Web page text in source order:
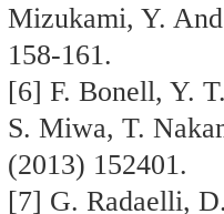
Mizukami, Y.
158-161.
[6] F. Bonell, Y.
S. Miwa, T.
(2013) 152401.
[7] G. Radaelli,